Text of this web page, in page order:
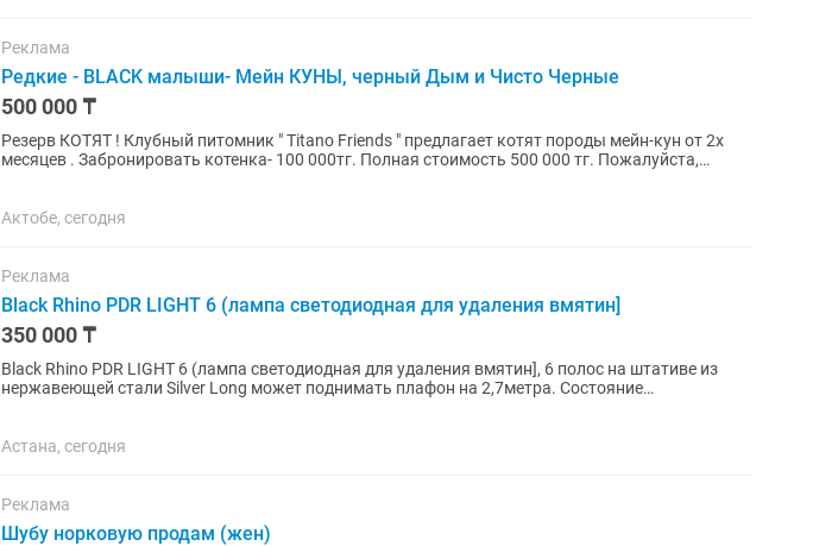
Реклама
Редкие - BLACK малыши- Мейн КУНЫ, черный Дым и Чисто Черные
500 000 ₸
Резерв КОТЯТ ! Клубный питомник " Titano Friends " предлагает котят породы мейн-кун от 2х
месяцев . Забронировать котенка- 100 000тг. Полная стоимость 500 000 тг. Пожалуйста,
Актобе, сегодня
Реклама
Black Rhino PDR LIGHT 6 (лампа светодиодная для удаления вмятин]
350 000 ₸
Black Rhino PDR LIGHT 6 (лампа светодиодная для удаления вмятин], 6 полос на штативе из
нержавеющей стали Silver Long может поднимать плафон на 2,7метра. Состояние
Астана, сегодня
Реклама
Шубу норковую продам (жен)